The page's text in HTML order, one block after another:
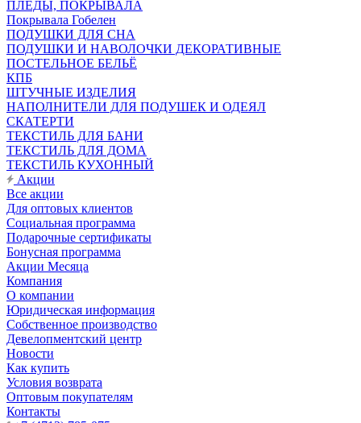
ПЛЕДЫ, ПОКРЫВАЛА
Покрывала Гобелен
ПОДУШКИ ДЛЯ СНА
ПОДУШКИ И НАВОЛОЧКИ ДЕКОРАТИВНЫЕ
ПОСТЕЛЬНОЕ БЕЛЬЁ
КПБ
ШТУЧНЫЕ ИЗДЕЛИЯ
НАПОЛНИТЕЛИ ДЛЯ ПОДУШЕК И ОДЕЯЛ
СКАТЕРТИ
ТЕКСТИЛЬ ДЛЯ БАНИ
ТЕКСТИЛЬ ДЛЯ ДОМА
ТЕКСТИЛЬ КУХОННЫЙ
Акции
Все акции
Для оптовых клиентов
Социальная программа
Подарочные сертификаты
Бонусная программа
Акции Месяца
Компания
О компании
Юридическая информация
Собственное производство
Девелопментский центр
Новости
Как купить
Условия возврата
Оптовым покупателям
Контакты